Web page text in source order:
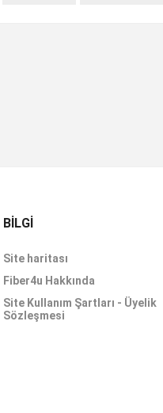
BILGI
Site haritası
Fiber4u Hakkında
Site Kullanım Şartları - Üyelik
Sözleşmesi